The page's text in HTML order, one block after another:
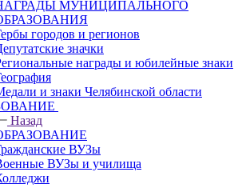
МУНИЦИПАЛЬНОГО
городов и регионов
значки
награды и юбилейные знаки
и знаки Челябинской области
Назад
ВУЗы
ВУЗы и училища